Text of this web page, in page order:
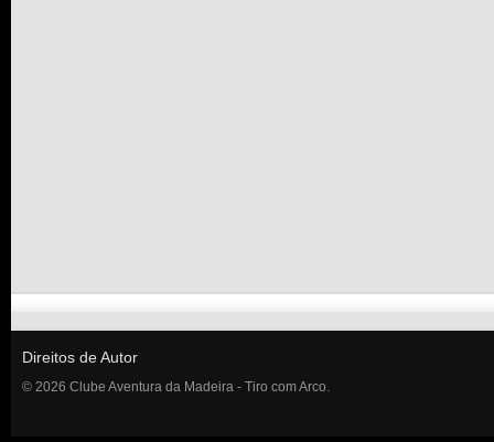
Direitos de Autor
© 2026 Clube Aventura da Madeira - Tiro com Arco.